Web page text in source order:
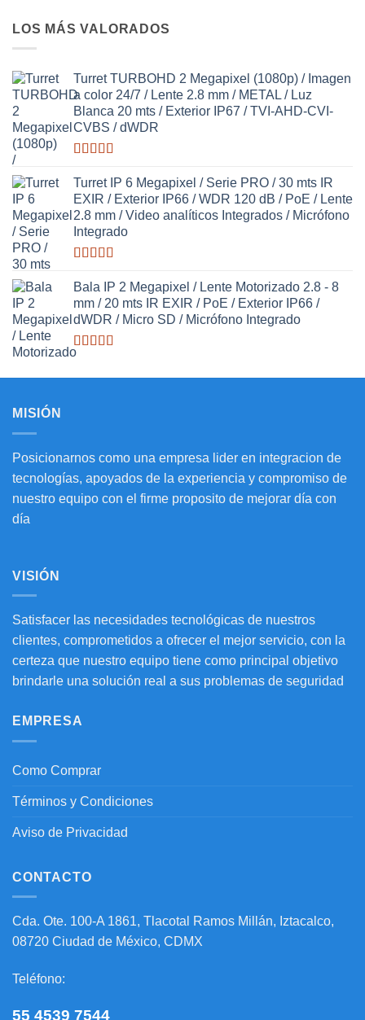
2.64
LOS MÁS VALORADOS
Turret TURBOHD 2 Megapixel (1080p) / Imagen
a color 24/7 / Lente 2.8 mm / METAL / Luz
Blanca 20 mts / Exterior IP67 / TVI-AHD-CVI-
CVBS / dWDR
con3.63
de 5
Turret IP 6 Megapixel / Serie PRO / 30 mts IR
EXIR / Exterior IP66 / WDR 120 dB / PoE / Lente
2.8 mm / Video analíticos Integrados / Micrófono
Integrado
con
3.27 de
5
Bala IP 2 Megapixel / Lente Motorizado 2.8 - 8
mm / 20 mts IR EXIR / PoE / Exterior IP66 /
dWDR / Micro SD / Micrófono Integrado
Valorado
MISIÓN
Posicionarnos como una empresa lider en integracion de
tecnologías, apoyados de la experiencia y compromiso de
nuestro equipo con el firme proposito de mejorar día con
día
VISIÓN
Satisfacer las necesidades tecnológicas de nuestros
clientes, comprometidos a ofrecer el mejor servicio, con la
certeza que nuestro equipo tiene como principal objetivo
brindarle una solución real a sus problemas de seguridad
EMPRESA
Como Comprar
Términos y Condiciones
Aviso de Privacidad
CONTACTO
Cda. Ote. 100-A 1861, Tlacotal Ramos Millán, Iztacalco,
08720 Ciudad de México, CDMX
Teléfono:
55 4539 7544